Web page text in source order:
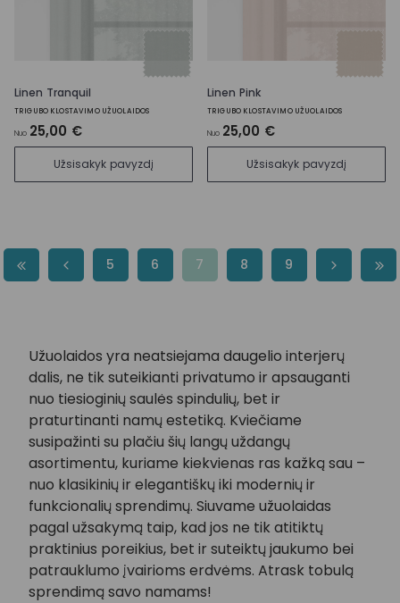
Linen Tranquil
TRIGUBO KLOSTAVIMO UŽUOLAIDOS
Nuo 25,00 €
Užsisakyk pavyzdį
Linen Pink
TRIGUBO KLOSTAVIMO UŽUOLAIDOS
Nuo 25,00 €
Užsisakyk pavyzdį
5 6 7 8 9
Užuolaidos yra neatsiejama daugelio interjerų
dalis, ne tik suteikianti privatumo ir apsauganti
nuo tiesioginių saulės spindulių, bet ir
praturtinanti namų estetiką. Kviečiame
susipažinti su plačiu šių langų uždangų
asortimentu, kuriame kiekvienas ras kažką sau –
nuo klasikinių ir elegantiškų iki modernių ir
funkcionalių sprendimų. Siuvame užuolaidas
pagal užsakymą taip, kad jos ne tik atitiktų
praktinius poreikius, bet ir suteiktų jaukumo bei
patrauklumo įvairioms erdvėms. Atrask tobulą
sprendimą savo namams!